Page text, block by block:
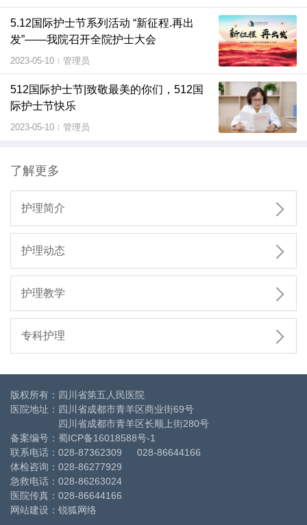
5.12国际护士节系列活动 “新征程.再出
发”——我院召开全院护士大会
2023-05-10 | 管理员
512国际护士节|致敬最美的你们，512国
际护士节快乐
2023-05-10 | 管理员
了解更多
护理简介 
护理动态 
护理教学 
专科护理 
版权所有：四川省第五人民医院
医院地址：四川省成都市青羊区商业街69号
四川省成都市青羊区长顺上街280号
备案编号： 蜀ICP备16018588号-1
联系电话：028-87362309 028-86644166
体检咨询：028-86277929
急救电话：028-86263024
医院传真：028-86644166
网站建设 ： 锐狐网络